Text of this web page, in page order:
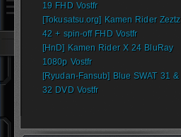
19 FHD Vostfr
[Tokusatsu.org] Kamen Rider Zeztz
42 + spin-off FHD Vostfr
[HnD] Kamen Rider X 24 BluRay
1080p Vostfr
[Ryudan-Fansub] Blue SWAT 31 &
32 DVD Vostfr